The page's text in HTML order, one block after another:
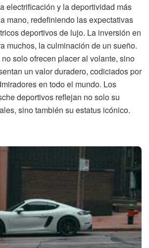
electrificación y la deportividad más
mano, redefiniendo las expectativas
deportivos de lujo. La inversión en
muchos, la culminación de un sueño.
solo ofrecen placer al volante, sino
un valor duradero, codiciados por
en todo el mundo. Los
deportivos reflejan no solo su
sino también su estatus icónico.